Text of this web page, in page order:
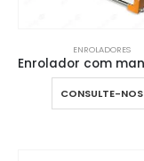
ENROLADORES
CONSULTE-NOS